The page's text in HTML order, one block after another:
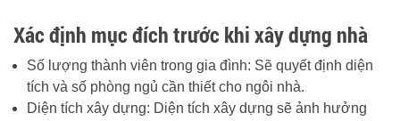
Xác định mục đích trước khi xây dựng nhà
Số lượng thành viên trong gia đình: Sẽ quyết định diện
tích và số phòng ngủ cần thiết cho ngôi nhà.
Diện tích xây dựng: Diện tích xây dựng sẽ ảnh hưởng